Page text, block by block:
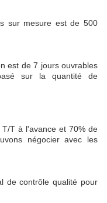
sur mesure est de 500
est de 7 jours ouvrables
sur la quantité de
T à l'avance et 70% de
négocier avec les
de contrôle qualité pour